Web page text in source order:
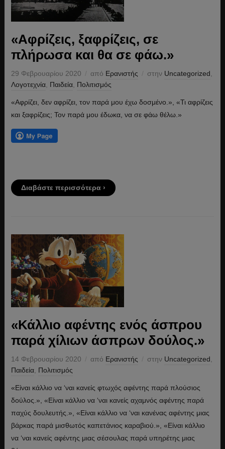
«Αφρίζεις, ξαφρίζεις, σε
πλήρωσα και θα σε φάω.»
29 Φεβρουαρίου 2020 από Ερανιστής στην Uncategorized
Λογοτεχνία, Παιδεία, Πολιτισμός
«Αφρίζει, δεν αφρίζει, τον παρά μου έχω δοσμένο.», «Τι αφρίζεις
και ξαφρίζεις; Τον παρά μου έδωκα, να σε φάω θέλω.»
Διαβάστε περισσότερα ›
«Κάλλιο αφέντης ενός άσπρου
παρά χίλιων άσπρων δούλος.»
14 Φεβρουαρίου 2020 από Ερανιστής στην Uncategorized
Παιδεία, Πολιτισμός
«Είναι κάλλιο να ‘ναι κανείς φτωχός αφέντης παρά πλούσιος
δούλος.», «Είναι κάλλιο να ‘ναι κανείς αχαμνός αφέντης παρά
παχύς δουλευτής.», «Είναι κάλλιο να ‘ναι κανένας αφέντης μιας
βάρκας παρά μισθωτός καπετάνιος καραβιού.», «Είναι κάλλιο
να ‘ναι κανείς αφέντης μιας σέσουλας παρά υπηρέτης μιας